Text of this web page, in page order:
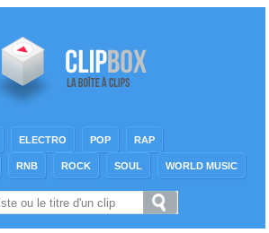
ELECTRO POP RAP
RNB ROCK SOUL WORLD MUSIC